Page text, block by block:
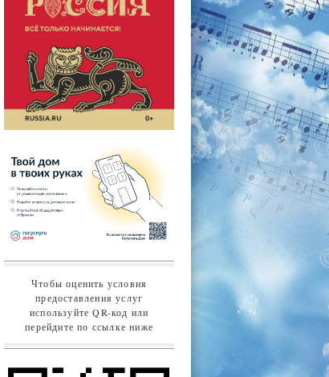
Чтобы оценить условия
предоставления услуг
используйте QR-код или
перейдите по ссылке ниже